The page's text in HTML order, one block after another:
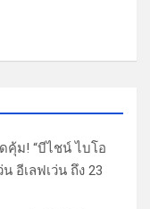
คุ้ม! “บีไชน์ ไบโอ
อีเลฟเว่น ถึง 23